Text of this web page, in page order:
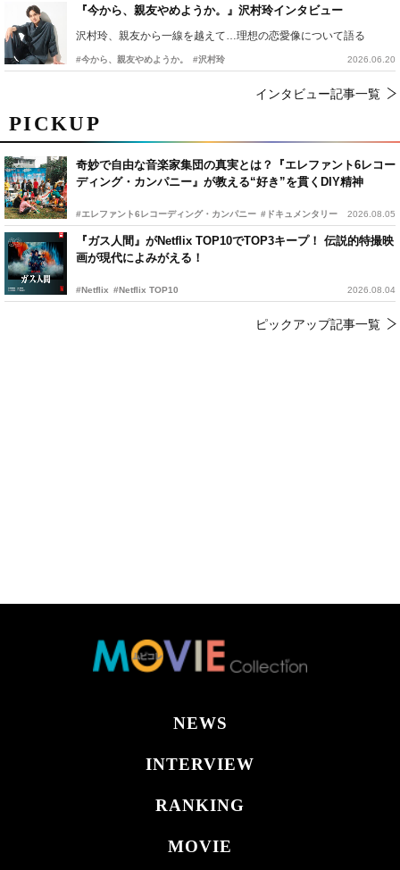
PICKUP
奇妙で自由な音楽家集団の真実とは？『エレファント6レコー
ディング・カンパニー』が教える“好き”を貫くDIY精神
#エレファント6レコーディング・カンパニー #ドキュメンタリー 2026.08.05
『ガス人間』がNetflix TOP10でTOP3キープ！ 伝説的特撮映
画が現代によみがえる！
#Netflix #Netflix TOP10 2026.08.04
ピックアップ記事一覧
『今から、親友やめようか。』沢村玲インタビュー
沢村玲、親友から一線を越えて…理想の恋愛像について語る
#今から、親友やめようか。 #沢村玲 2026.06.20
インタビュー記事一覧
NEWS
INTERVIEW
RANKING
MOVIE